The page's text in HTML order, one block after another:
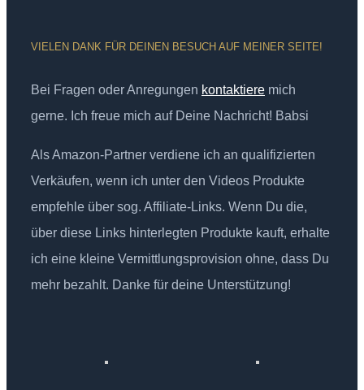
VIELEN DANK FÜR DEINEN BESUCH AUF MEINER SEITE!
Bei Fragen oder Anregungen kontaktiere mich
gerne. Ich freue mich auf Deine Nachricht! Babsi
Als Amazon-Partner verdiene ich an qualifizierten
Verkäufen, wenn ich unter den Videos Produkte
empfehle über sog. Affiliate-Links. Wenn Du die,
über diese Links hinterlegten Produkte kauft, erhalte
ich eine kleine Vermittlungsprovision ohne, dass Du
mehr bezahlt. Danke für deine Unterstützung!